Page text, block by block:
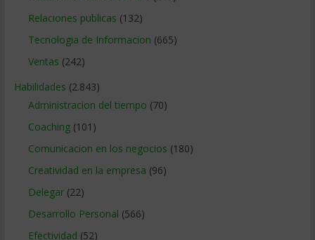
Relaciones publicas (132)
Tecnologia de Informacion (665)
Ventas (242)
Habilidades (2.843)
Administracion del tiempo (70)
Coaching(101)
Comunicacion en los negocios (180)
Creatividad en la empresa (96)
Delegar(22)
Desarrollo Personal (566)
Efectividad (52)